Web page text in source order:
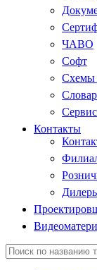
ЧАВО
Софт
Схемы
Контакты